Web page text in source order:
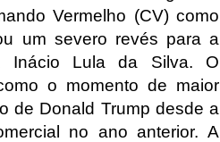
Vermelho (CV) como
um severo revés para a
Inácio Lula da Silva. O
o momento de maior
de Donald Trump desde a
no ano anterior. A